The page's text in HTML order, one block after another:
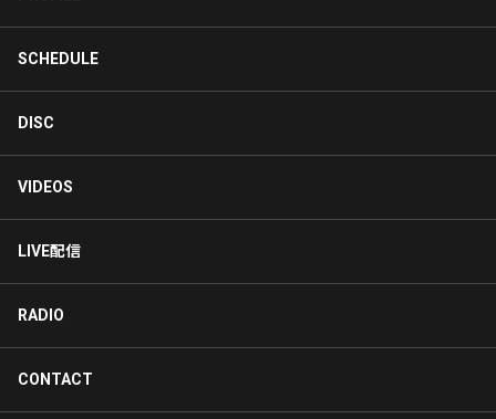
SCHEDULE
DISC
VIDEOS
LIVE配信
RADIO
CONTACT